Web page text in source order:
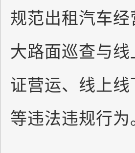
规范出租汽车
大路面巡查与
证营运、线上
等违法违规行为